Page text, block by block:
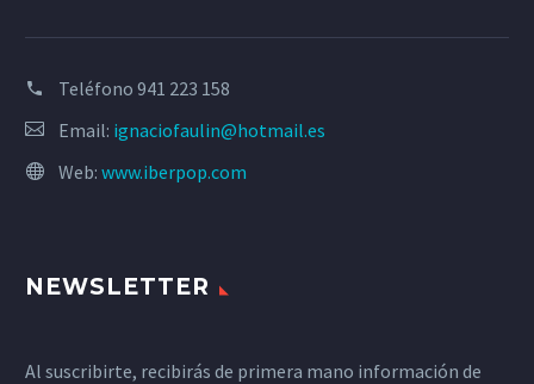
Teléfono 941 223 158
Email: ignaciofaulin@hotmail.es
Web: www.iberpop.com
NEWSLETTER
Al suscribirte, recibirás de primera mano información de